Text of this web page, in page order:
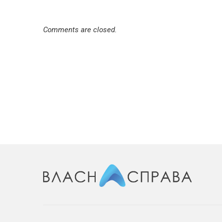
Comments are closed.
харчування
28.05.2025 881 переглядів 0